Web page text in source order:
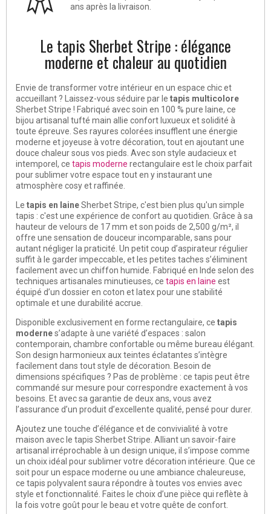
ans après la livraison.
Le tapis Sherbet Stripe : élégance
moderne et chaleur au quotidien
Envie de transformer votre intérieur en un espace chic et
accueillant ? Laissez-vous séduire par le tapis multicolore
Sherbet Stripe ! Fabriqué avec soin en 100 % pure laine, ce
bijou artisanal tufté main allie confort luxueux et solidité à
toute épreuve. Ses rayures colorées insufflent une énergie
moderne et joyeuse à votre décoration, tout en ajoutant une
douce chaleur sous vos pieds. Avec son style audacieux et
intemporel, ce tapis moderne rectangulaire est le choix parfait
pour sublimer votre espace tout en y instaurant une
atmosphère cosy et raffinée.
Le tapis en laineSherbet Stripe, c'est bien plus qu'un simple
tapis : c'est une expérience de confort au quotidien. Grâce à sa
hauteur de velours de 17 mm et son poids de 2,500 g/m², il
offre une sensation de douceur incomparable, sans pour
autant négliger la praticité. Un petit coup d’aspirateur régulier
suffit à le garder impeccable, et les petites taches s’éliminent
facilement avec un chiffon humide. Fabriqué en Inde selon des
techniques artisanales minutieuses, ce tapis en laine est
équipé d’un dossier en coton et latex pour une stabilité
optimale et une durabilité accrue.
Disponible exclusivement en forme rectangulaire, ce tapis
modernes’adapte à une variété d’espaces : salon
contemporain, chambre confortable ou même bureau élégant.
Son design harmonieux aux teintes éclatantes s’intègre
facilement dans tout style de décoration. Besoin de
dimensions spécifiques ? Pas de problème : ce tapis peut être
commandé sur mesure pour correspondre exactement à vos
besoins. Et avec sa garantie de deux ans, vous avez
l’assurance d’un produit d’excellente qualité, pensé pour durer.
Ajoutez une touche d’élégance et de convivialité à votre
maison avec le tapis Sherbet Stripe. Alliant un savoir-faire
artisanal irréprochable à un design unique, il s’impose comme
un choix idéal pour sublimer votre décoration intérieure. Que ce
soit pour un espace moderne ou une ambiance chaleureuse,
ce tapis polyvalent saura répondre à toutes vos envies avec
style et fonctionnalité. Faites le choix d’une pièce qui reflète à
la fois votre goût pour le beau et votre quête de confort.